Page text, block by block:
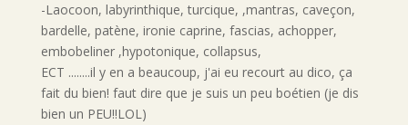
-Laocoon, labyrinthique, turcique, ,mantras, caveçon,
bardelle, patène, ironie caprine, fascias, achopper,
embobeliner ,hypotonique, collapsus,
ECT ........il y en a beaucoup, j'ai eu recourt au dico, ça
fait du bien! faut dire que je suis un peu boétien (je dis
bien un PEU!!LOL)